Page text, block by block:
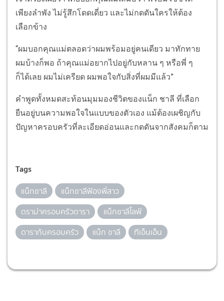
เพียงลำพัง ไม่รู้สึกโดดเดี่ยว และไม่กดดันใครให้ต้อง
เลือกข้าง
“ผมบอกคุณแม่ตลอดว่าผมพร้อมอยู่คนเดียว มาทักทาย
ผมบ้างก็พอ ถ้าคุณแม่อยากไปอยู่กับหลาน ๆ หรือพี่ ๆ
ก็ได้เลย ผมไม่เครียด ผมพอใจกับสิ่งที่ผมมีแล้ว”
คำพูดทั้งหมดสะท้อนมุมมองชีวิตของแน็ก ชาลี ที่เลือก
ยืนอยู่บนความพอใจในแบบของตัวเอง แม้ต้องเผชิญกับ
ปัญหาครอบครัวที่ละเอียดอ่อนและกดดันจากสังคมก็ตาม
Tags
แน็กชาลี
แน็กชาลีฟ้องพี่สาว
ดราม่าครอบครัวดารา
แน็กชาลีไลฟ์
ดารากับครอบครัว
แน็ก ชาลี ทีเอ็นเอ็น